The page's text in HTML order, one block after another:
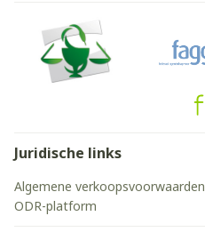
Juridische links
Algemene verkoopsvoorwaarden
ODR-platform